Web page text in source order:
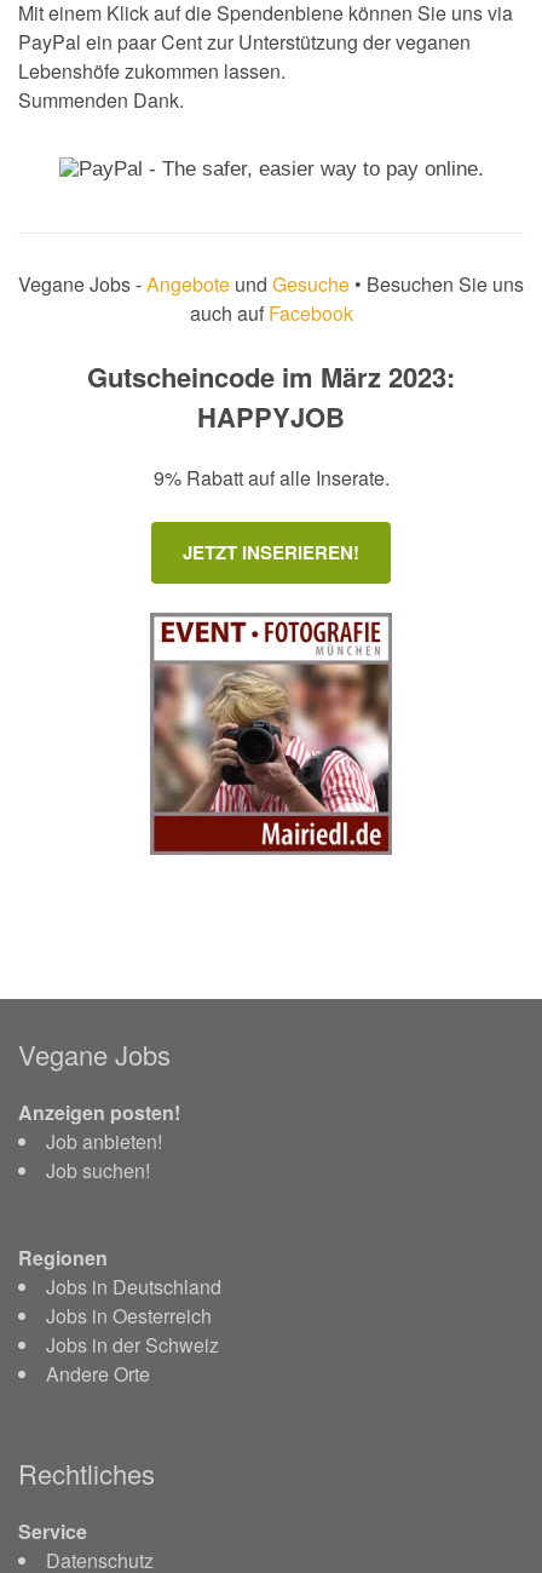
Mit einem Klick auf die Spendenbiene können Sie uns via
PayPal ein paar Cent zur Unterstützung der veganen
Lebenshöfe zukommen lassen.
Summenden Dank.
Vegane Jobs -Angebote und Gesuche • Besuchen Sie uns
auch auf Facebook
Gutscheincode im März 2023:
HAPPYJOB
9% Rabatt auf alle Inserate.
JETZT INSERIEREN!
Vegane Jobs
Anzeigen posten!
Job anbieten!
Job suchen!
Regionen
Jobs in Deutschland
Jobs in Oesterreich
Jobs in der Schweiz
Andere Orte
Rechtliches
Service
Datenschutz